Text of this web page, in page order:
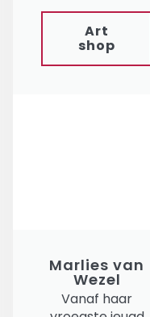
Art
shop
Marlies van
Wezel
Vanaf haar